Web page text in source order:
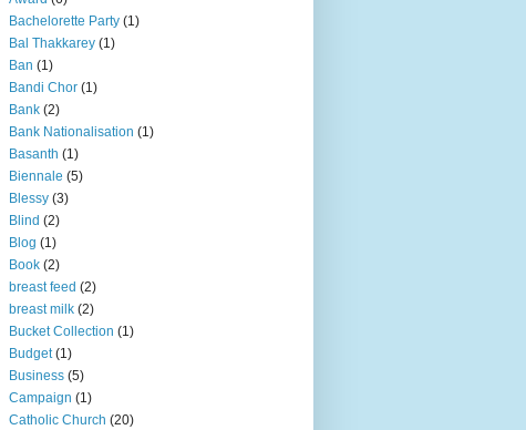
Bachelorette Party (1)
Bal Thakkarey (1)
Ban (1)
Bandi Chor (1)
Bank (2)
Bank Nationalisation (1)
Basanth (1)
Biennale (5)
Blessy (3)
Blind (2)
Blog (1)
Book (2)
breast feed (2)
breast milk (2)
Bucket Collection (1)
Budget (1)
Business (5)
Campaign (1)
Catholic Church (20)